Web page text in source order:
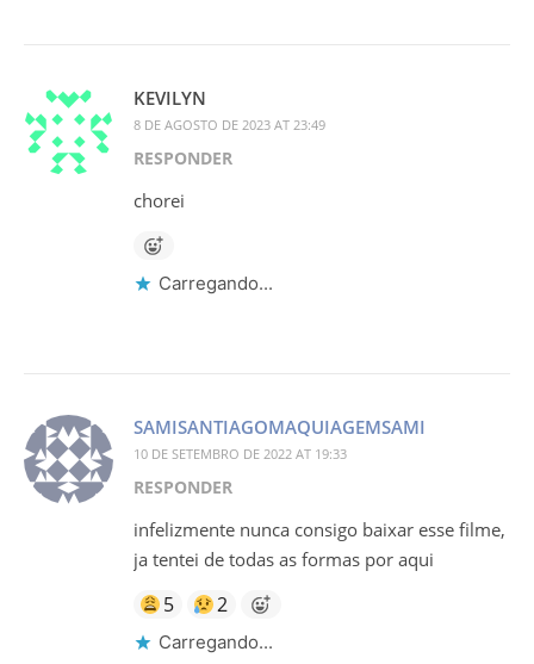
KEVILYN
8 DE AGOSTO DE 2023 AT 23:49
RESPONDER
chorei
Carregando...
SAMISANTIAGOMAQUIAGEMSAMI
10 DE SETEMBRO DE 2022 AT 19:33
RESPONDER
infelizmente nunca consigo baixar esse filme,
ja tentei de todas as formas por aqui
5 2
Carregando...